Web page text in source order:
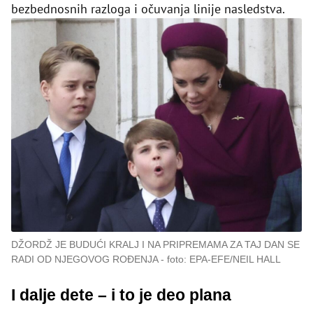
bezbednosnih razloga i očuvanja linije nasledstva.
DŽORDŽ JE BUDUĆI KRALJ I NA PRIPREMAMA ZA TAJ DAN SE
RADI OD NJEGOVOG ROĐENJA
foto: EPA-EFE/NEIL HALL
I dalje dete – i to je deo plana